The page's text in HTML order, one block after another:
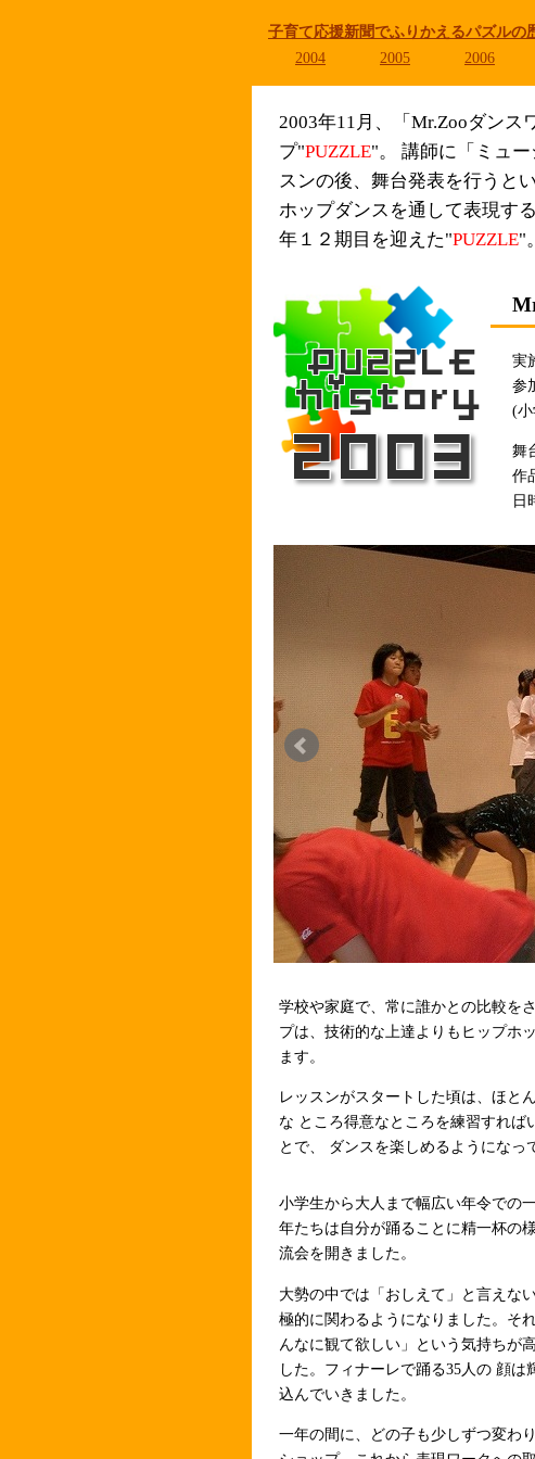
子育て応援新聞でふりかえるパズルの
2004
2005 2006
2003年11月、「Mr.Zooダンス
プ"PUZZLE"。 講師に「ミュ
スンの後、舞台発表を行うと
ホップダンスを通して表現す
年１２期目を迎えた"PUZZLE"
実
参
(小
舞
作
日
学校や家庭で、常に誰かとの比較を
プは、技術的な上達よりもヒップホ
ます。
レッスンがスタートした頃は、ほと
な ところ得意なところを練習すれば
とで、 ダンスを楽しめるようになっ
小学生から大人まで幅広い年令での
年たちは自分が踊ることに精一杯の
流会を開きました。
大勢の中では「おしえて」と言えな
極的に関わるようになりました。そ
んなに観て欲しい」という気持ちが
した。フィナーレで踊る35人の 顔
込んでいきました。
一年の間に、どの子も少しずつ変わ